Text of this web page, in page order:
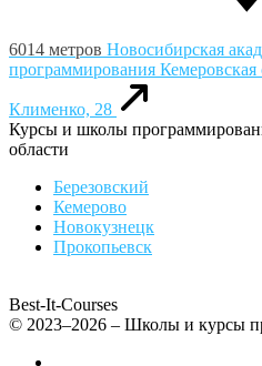
6014 метров Новосибирская
программирования Кемеровская
Клименко, 28
Курсы и школы
области
Березовский
Кемерово
Новокузнецк
Прокопьевск
Best-It-Courses
© 2023–2026 – Школы и курсы